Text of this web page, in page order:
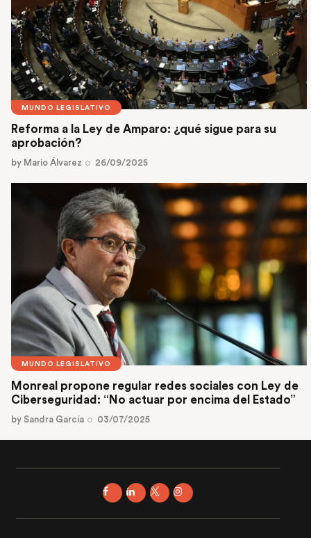
MUNDO LEGISLATIVO
Reforma a la Ley de Amparo: ¿qué sigue para su
aprobación?
by Mario Álvarez 26/09/2025
MUNDO LEGISLATIVO
Monreal propone regular redes sociales con Ley de
Ciberseguridad: “No actuar por encima del Estado”
by Sandra García 03/07/2025